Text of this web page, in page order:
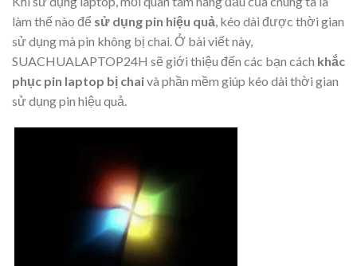
làm thế nào để sử dụng pin hiệu quả, kéo dài được thời gian
sử dụng mà pin không bị chai. Ở bài viết này,
SUACHUALAPTOP24H sẽ giới thiệu đến các bạn cách khắc
phục pin laptop bị chaivà phần mềm giúp kéo dài thời gian
sử dụng pin hiệu quả.